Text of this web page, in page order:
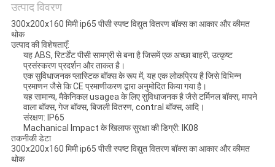
उत्पाद विवरण
300x200x160 मिमी ip65 पीसी स्पष्ट विद्युत वितरण बॉक्स का आकार और कीमत
थोक
उत्पाद की विशेषताएँ:
यह ABS, रिटर्डेंट पीसी सामग्री से बना है जिसमें एक अच्छा बाहरी, उत्कृष्ट
प्रसंस्करण प्रदर्शन और ताकत है।
एक सुविधाजनक प्लास्टिक बॉक्स के रूप में, यह एक लोकप्रिय है जिसे विभिन्न
प्रमाणन जैसे कि CE प्रमाणीकरण द्वारा अनुमोदित किया गया है।
यह सामान्य, मैकेनिकल usagea के लिए सुविधाजनक है जैसे टर्मिनल बॉक्स, मापने
वाला बॉक्स, गेज बॉक्स, बिजली वितरण, contral बॉक्स, आदि।
संरक्षण: IP65
Machanical Impact के खिलाफ सुरक्षा की डिग्री: IK08
तकनीकी डेटा
300x200x160 मिमी ip65 पीसी स्पष्ट विद्युत वितरण बॉक्स का आकार और कीमत
थोक